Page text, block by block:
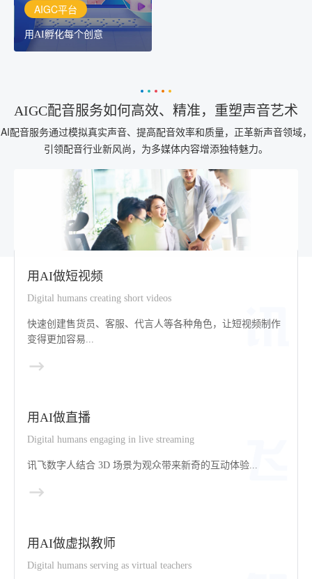
AIGC平台
用AI孵化每个创意
AIGC配音服务如何高效、精准，重塑声音艺术
AI配音服务通过模拟真实声音、提高配音效率和质量，正革新声音领域，
引领配音行业新风尚，为多媒体内容增添独特魅力。
用AI做短视频
Digital humans creating short videos
快速创建售货员、客服、代言人等各种角色，让短视频制作
变得更加容易...
用AI做直播
Digital humans engaging in live streaming
讯飞数字人结合 3D 场景为观众带来新奇的互动体验...
用AI做虚拟教师
Digital humans serving as virtual teachers